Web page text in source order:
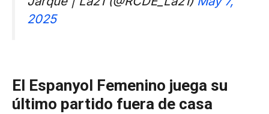
2025
El Espanyol Femenino juega su
último partido fuera de casa